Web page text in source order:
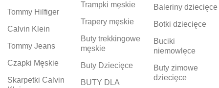
Tommy Hilfiger
Calvin Klein
Tommy Jeans
Czapki Męskie
Skarpetki Calvin
Trampki męskie
Trapery męskie
Buty trekkingowe
męskie
Buty Dziecięce
BUTY DLA
Baleriny dziecięce
Botki dziecięce
Buciki
niemowlęce
Buty zimowe
dziecięce